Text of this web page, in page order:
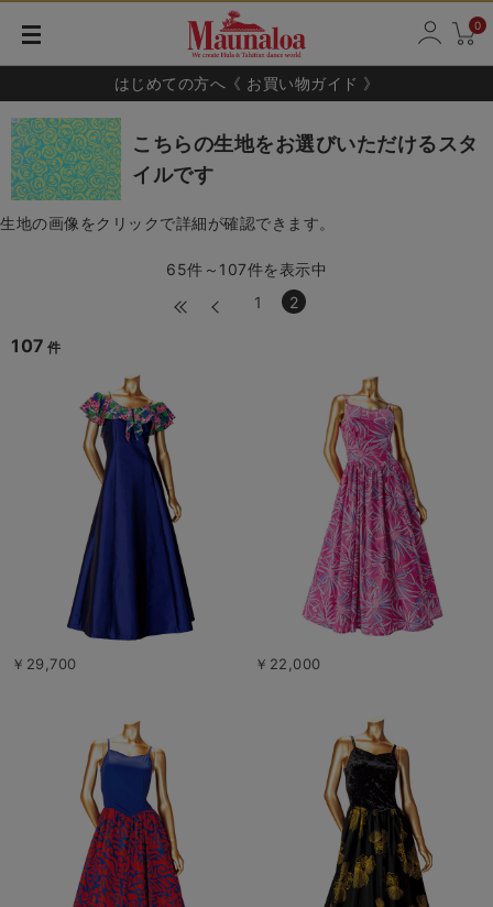
0
はじめての方へ《 お買い物ガイド 》
こちらの生地をお選びいただけるスタ
イルです
生地の画像をクリックで詳細が確認できます。
65件～107件を表示中
1
2
107 件
￥29,700 ￥22,000